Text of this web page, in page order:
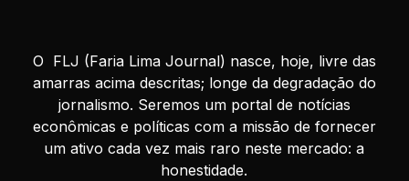
O FLJ (Faria Lima Journal) nasce, hoje, livre das
amarras acima descritas; longe da degradação do
jornalismo. Seremos um portal de notícias
econômicas e políticas com a missão de fornecer
um ativo cada vez mais raro neste mercado: a
honestidade.